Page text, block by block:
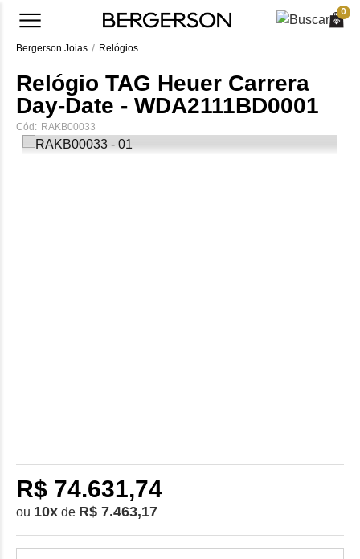
0
Bergerson Joias Relógios
Relógio TAG Heuer Carrera
Day-Date - WDA2111BD0001
Cód: RAKB00033
R$ 74.631,74
ou 10x de R$ 7.463,17